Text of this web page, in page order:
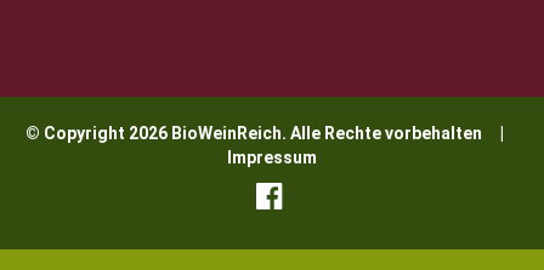
© Copyright 2026 BioWeinReich. Alle Rechte vorbehalten |
Impressum